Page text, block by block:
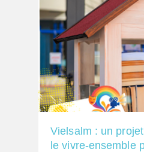
Vielsalm : un
le vivre-ensemble